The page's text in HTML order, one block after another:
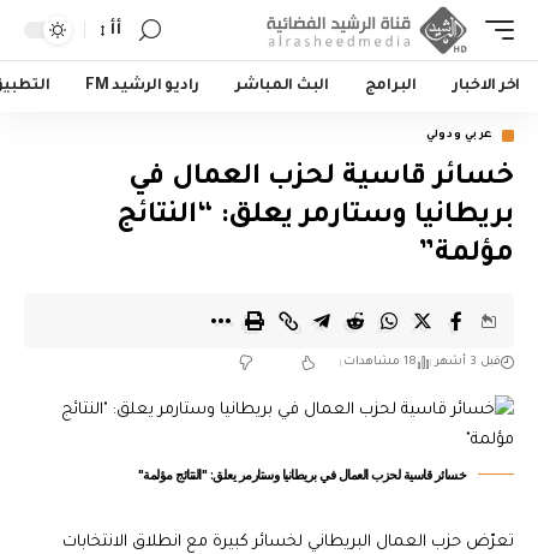
أأ
اخر الاخبار البرامج البث المباشر راديو الرشيد FM
عربي ودولي
خسائر قاسية لحزب العمال في
بريطانيا وستارمر يعلق: “النتائج
مؤلمة”
قبل 3 أشهر 18 مشاهدات
خسائر قاسية لحزب العمال في بريطانيا وستارمر يعلق: "النتائج مؤلمة"
تعرّض حزب العمال البريطاني لخسائر كبيرة مع انطلاق الانتخابات